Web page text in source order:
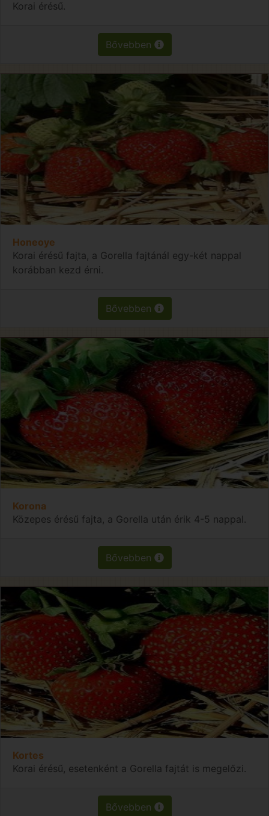
Korai érésű.
Bővebben
Honeoye
Korai érésű fajta, a Gorella fajtánál egy-két nappal
korábban kezd érni.
Bővebben
Korona
Közepes érésű fajta, a Gorella után érik 4-5 nappal.
Bővebben
Kortes
Korai érésű, esetenként a Gorella fajtát is megelőzi.
Bővebben